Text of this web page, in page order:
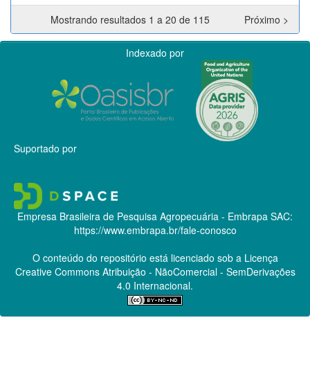
Mostrando resultados 1 a 20 de 115 Próximo >
Indexado por
Suportado por
Empresa Brasileira de Pesquisa Agropecuária - Embrapa SAC:
https://www.embrapa.br/fale-conosco
O conteúdo do repositório está licenciado sob a Licença
Creative CommonsAtribuição - NãoComercial - SemDerivações
4.0 Internacional.